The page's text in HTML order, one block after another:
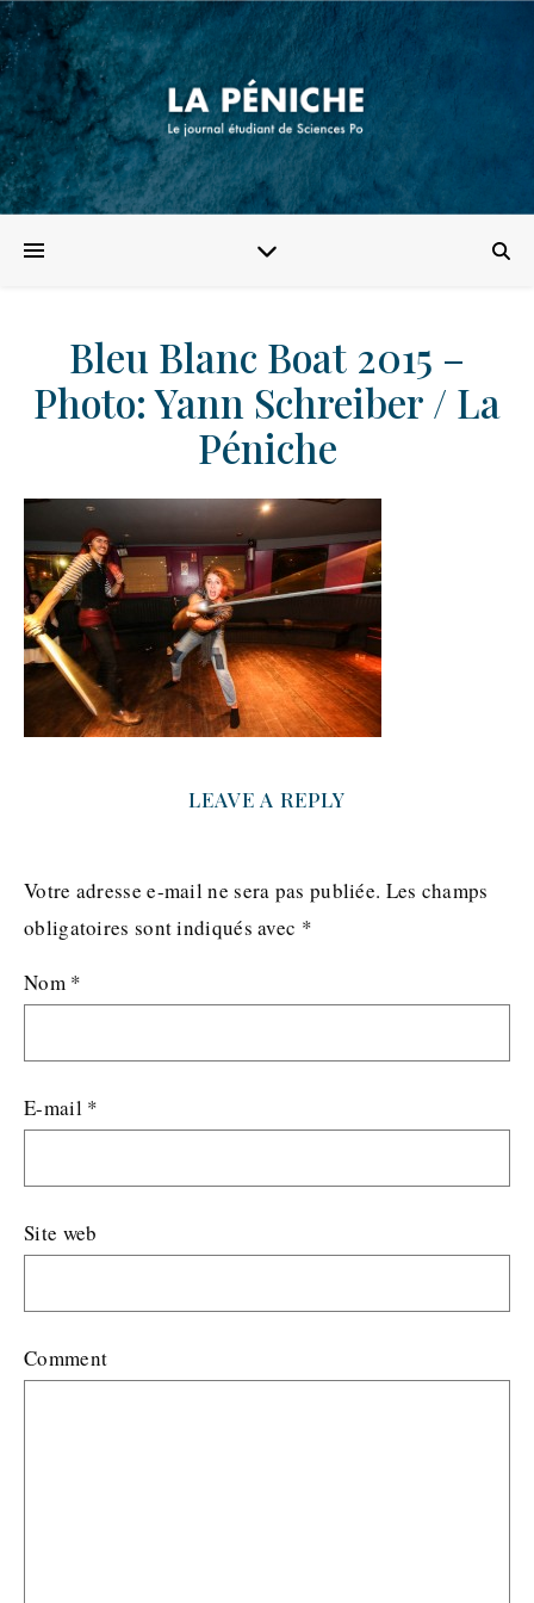
Bleu Blanc Boat 2015 –
Photo: Yann Schreiber / La
Péniche
LEAVE A REPLY
Votre adresse e-mail ne sera pas publiée. Les champs
obligatoires sont indiqués avec *
Nom *
E-mail *
Site web
Comment